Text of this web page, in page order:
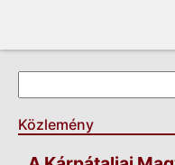
Keresés űrlap
Közlemény